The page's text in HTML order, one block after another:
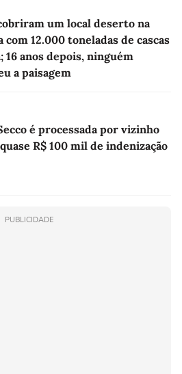
um local deserto na
com 12.000 toneladas de cascas
16 anos depois, ninguém
a paisagem
é processada por vizinho
R$ 100 mil de indenização
PUBLICIDADE